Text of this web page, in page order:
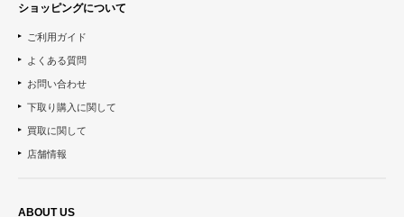
ショッピングについて
ご利用ガイド
よくある質問
お問い合わせ
下取り購入に関して
買取に関して
店舗情報
ABOUT US